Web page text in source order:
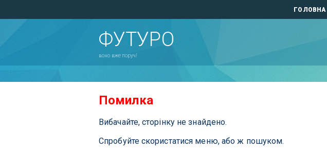
ГОЛОВНА
ФУТУРО
воно вже поруч!
Помилка
Вибачайте, сторінку не знайдено.
Спробуйте скористатися меню, або ж пошуком.